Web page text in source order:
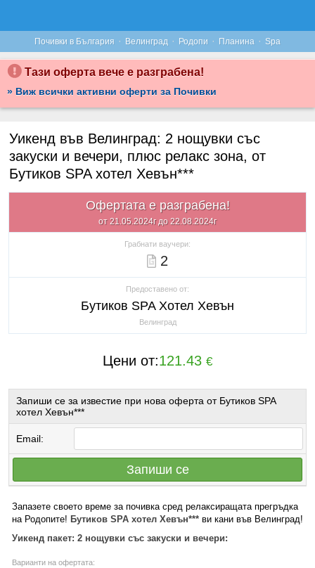
Почивки в България · Велинград · Родопи · Планина · Spa
Тази оферта вече е разграбена!
» Виж всички активни оферти за Почивки
Уикенд във Велинград: 2 нощувки със
закуски и вечери, плюс релакс зона, от
Бутиков SPA хотел Хевън***
Офертата е разграбена!
от 21.05.2024г до 22.08.2024г
Грабнати ваучери:
2
Предоставено от:
Бутиков SPA Хотел Хевън
Велинград
Цени от:121.43 €
Запиши се за известие при нова оферта от Бутиков SPA
хотел Хевън***
Email:
Запиши се
Запазете своето време за почивка сред релаксиращата прегръдка
на Родопите! Бутиков SPA хотел Хевън*** ви кани във Велинград!
Уикенд пакет: 2 нощувки със закуски и вечери:
Варианти на офертата: